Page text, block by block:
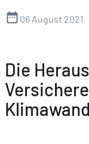
06 August 2021
Die